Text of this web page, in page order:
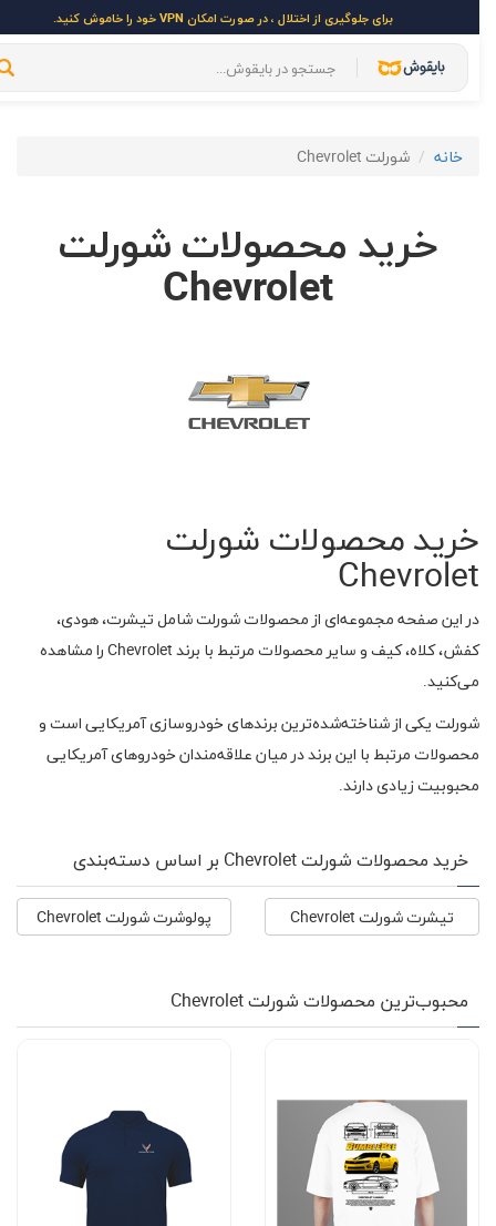
برای جلوگیری از اختلال ، در صورت امکان VPN خود را خاموش کنید.
خانه شورلت Chevrolet
خرید محصولات شورلت
Chevrolet
خرید محصولات شورلت
Chevrolet
در این صفحه مجموعه‌ای از محصولات شورلت شامل تیشرت، هودی،
کفش، کلاه، کیف و سایر محصولات مرتبط با برند Chevrolet را مشاهده
می‌کنید.
شورلت یکی از شناخته‌شده‌ترین برندهای خودروسازی آمریکایی است و
محصولات مرتبط با این برند در میان علاقه‌مندان خودروهای آمریکایی
محبوبیت زیادی دارند.
خرید محصولات شورلت Chevrolet بر اساس دسته‌بندی
پولوشرت شورلت Chevrolet تیشرت شورلت Chevrolet
محبوب‌ترین محصولات شورلت Chevrolet